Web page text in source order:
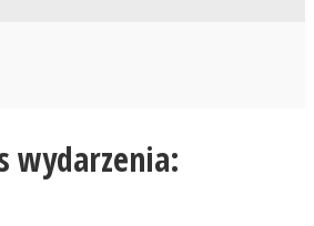
wydarzenia: